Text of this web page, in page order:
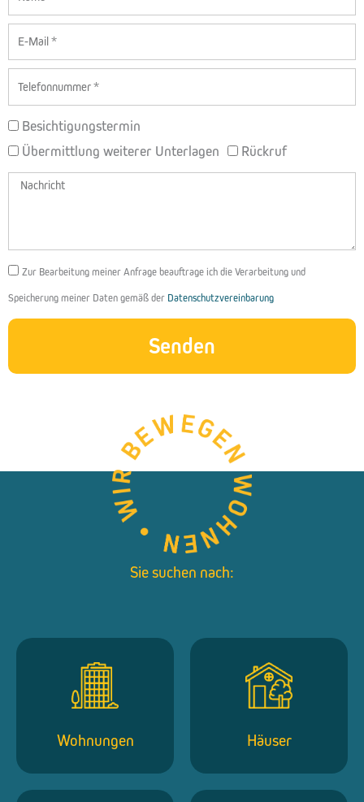
E-
Mail
Telefon
BETREFF
Besichtigungstermin
Übermittlung weiterer Unterlagen
Rückruf
Nachricht
DSGVOZur Bearbeitung meiner Anfrage beauftrage ich die Verarbeitung und
Speicherung meiner Daten gemäß der Datenschutzvereinbarung
Senden
Sie suchen nach:
Wohnungen Häuser